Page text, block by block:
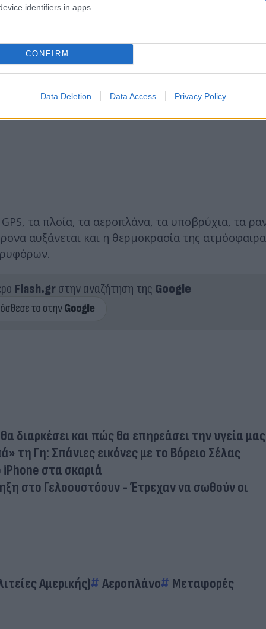
identifiers in apps.
CONFIRM
Data Deletion Data Access Privacy Policy
τα πλοία, τα αεροπλάνα, τα υποβρύχια, τα
αυξάνεται και η θερμοκρασία της
Flash.grστην αναζήτηση της Google
διαρκέσει και πώς θα επηρεάσει την υγεία μας
τη Γη: Σπάνιες εικόνες με το Βόρειο Σέλας
iPhone στα σκαριά
στο Γελοουστόουν - Έτρεχαν να σωθούν οι
Αμερικής) Αεροπλάνο Μεταφορές